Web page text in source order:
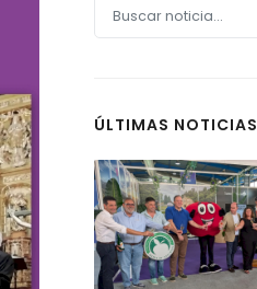
ÚLTIMAS NOTICIAS